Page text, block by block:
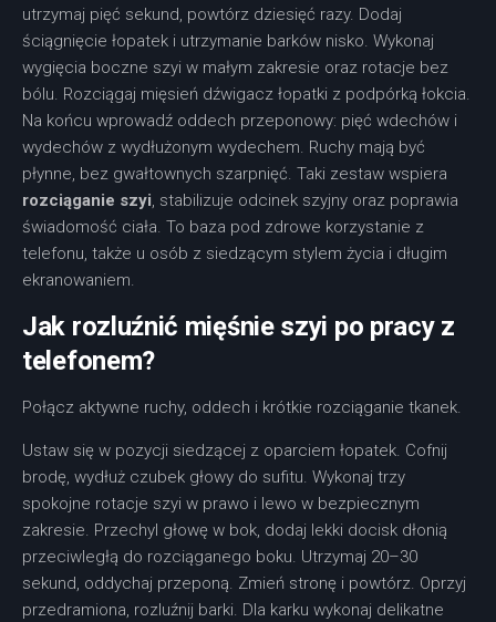
utrzymaj pięć sekund, powtórz dziesięć razy. Dodaj
ściągnięcie łopatek i utrzymanie barków nisko. Wykonaj
wygięcia boczne szyi w małym zakresie oraz rotacje bez
bólu. Rozciągaj mięsień dźwigacz łopatki z podpórką łokcia.
Na końcu wprowadź oddech przeponowy: pięć wdechów i
wydechów z wydłużonym wydechem. Ruchy mają być
płynne, bez gwałtownych szarpnięć. Taki zestaw wspiera
rozciąganie szyi, stabilizuje odcinek szyjny oraz poprawia
świadomość ciała. To baza pod zdrowe korzystanie z
telefonu, także u osób z siedzącym stylem życia i długim
ekranowaniem.
Jak rozluźnić mięśnie szyi po pracy z
telefonem?
Połącz aktywne ruchy, oddech i krótkie rozciąganie tkanek.
Ustaw się w pozycji siedzącej z oparciem łopatek. Cofnij
brodę, wydłuż czubek głowy do sufitu. Wykonaj trzy
spokojne rotacje szyi w prawo i lewo w bezpiecznym
zakresie. Przechyl głowę w bok, dodaj lekki docisk dłonią
przeciwległą do rozciąganego boku. Utrzymaj 20–30
sekund, oddychaj przeponą. Zmień stronę i powtórz. Oprzyj
przedramiona, rozluźnij barki. Dla karku wykonaj delikatne